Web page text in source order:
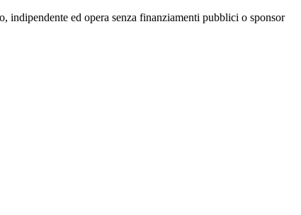
indipendente ed opera senza finanziamenti pubblici o sponsor